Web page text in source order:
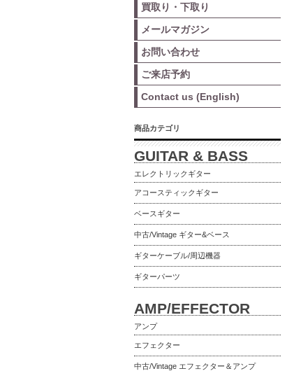
買取り・下取り
メールマガジン
お問い合わせ
ご来店予約
Contact us (English)
商品カテゴリ
GUITAR & BASS
エレクトリックギター
アコースティックギター
ベースギター
中古/Vintage ギター&ベース
ギターケーブル/周辺機器
ギターパーツ
AMP/EFFECTOR
アンプ
エフェクター
中古/Vintage エフェクター＆アンプ